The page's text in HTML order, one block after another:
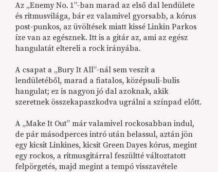
Az „Enemy No. 1”-ban marad az első dal lendülete
és ritmusvilága, bár ez valamivel gyorsabb, a kórus
post-punkos, az üvöltések miatt kissé Linkin Parkos
íze van az egésznek. Itt is a gitár az, ami az egész
hangulatát eltereli a rock irányába.
A csapat a „Bury It All”-nál sem veszít a
lendületéből, marad a fiatalos, középsuli-bulis
hangulat; ez is nagyon jó dal azoknak, akik
szeretnek összekapaszkodva ugrálni a színpad előtt.
A „Make It Out” már valamivel rockosabban indul,
de pár másodperces intró után belassul, aztán jön
egy kicsit Linkines, kicsit Green Dayes kórus, megint
egy rockos, a ritmusgitárral feszültté változtatott
felpörgetés, majd megint a tempó visszavétele